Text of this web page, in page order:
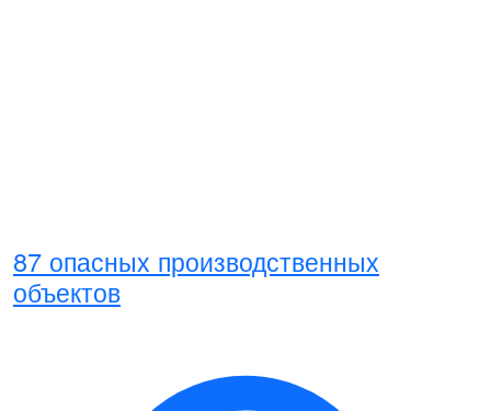
87 опасных производственных
объектов